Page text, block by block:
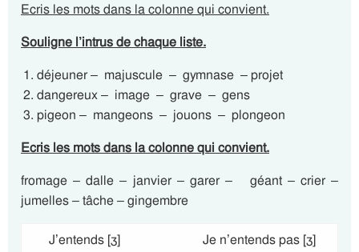
Ecris les mots dans la colonne qui convient.
Souligne l’intrus de chaque liste.
déjeuner – majuscule – gymnase – projet
dangereux – image – grave – gens
pigeon – mangeons – jouons – plongeon
Ecris les mots dans la colonne qui convient.
fromage – dalle – janvier – garer – géant – crier –
jumelles – tâche – gingembre
J’entends [ʒ] Je n’entends pas [ʒ]